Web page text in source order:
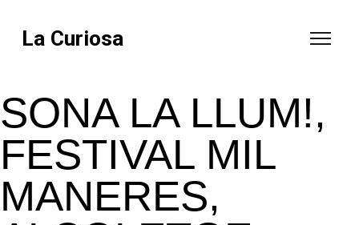
La Curiosa
SONA LA LLUM!,
FESTIVAL MIL
MANERES,